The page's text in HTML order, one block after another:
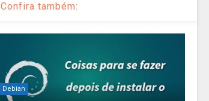
Confira também:
Debian